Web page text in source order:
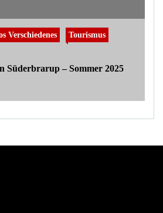
Verschiedenes
Tourismus
Süderbrarup – Sommer 2025